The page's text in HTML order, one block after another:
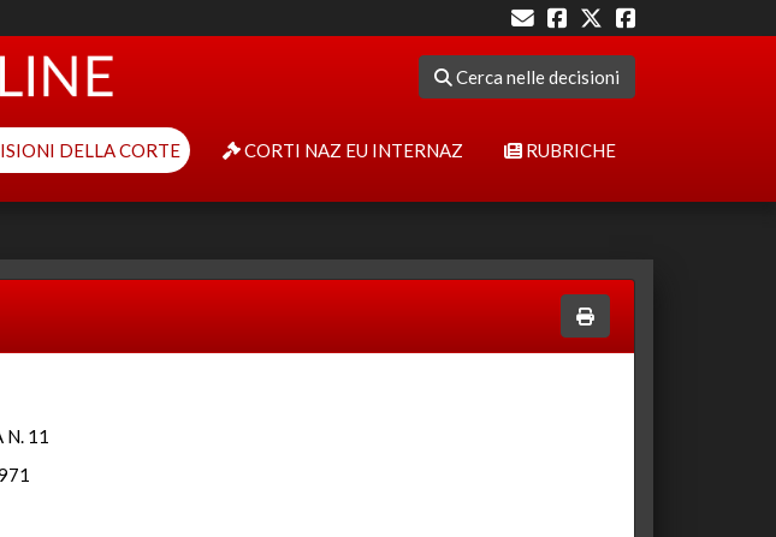
Cerca nelle decisioni
DELLA CORTE CORTI NAZ EU INTERNAZ RUBRICHE
N. 11